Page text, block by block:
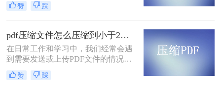
本和图像信息，它们可能会占用大量
变慢，存储空间不足等问题。因此，
对PDF文件进行压缩是非常必要的。
下面将介绍几种常见的pdf怎样压缩方
法。
赞 踩
pdf压缩文件怎么压缩到小于2M？这几种方法值得一试！
在日常工作和学习中，我们经常会遇
到需要发送或上传PDF文件的情况。
然而，有些PDF文件可能过大，不利
于传输和存储。为此，本文将为您介
赞 踩